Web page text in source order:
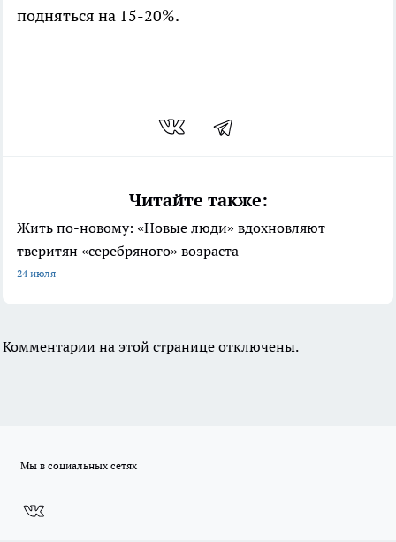
подняться на 15-20%.
Читайте также:
Жить по-новому: «Новые люди» вдохновляют
тверитян «серебряного» возраста
24 июля
Комментарии на этой странице отключены.
Мы в социальных сетях